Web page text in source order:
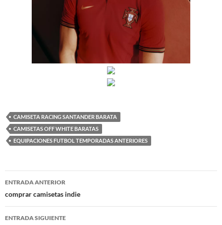
CAMISETA RACING SANTANDER BARATA
CAMISETAS OFF WHITE BARATAS
EQUIPACIONES FUTBOL TEMPORADAS ANTERIORES
Navegación
de
entradas
ENTRADA ANTERIOR
comprar camisetas indie
ENTRADA SIGUIENTE